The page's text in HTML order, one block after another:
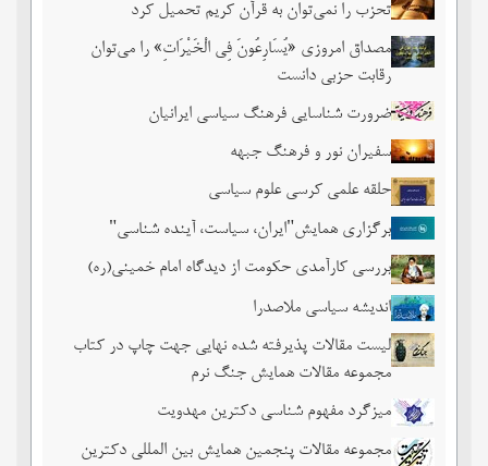
تحزب را نمی‌توان به قرآن کریم تحمیل کرد
مصداق امروزی «یُسَارِعُونَ فِی الْخَیْرَاتِ» را می‌توان
رقابت حزبی دانست
ضرورت شناسایی فرهنگ سیاسی ایرانیان
سفیران نور و فرهنگ جبهه
حلقه علمی کرسی علوم سیاسی
برگزاری همایش"ایران، سیاست، آینده شناسی"
بررسی کارآمدی حکومت از دیدگاه امام خمینی(ره)
اندیشه سیاسی ملاصدرا
لیست مقالات پذیرفته شده نهایی جهت چاپ در کتاب
مجموعه مقالات همایش جنگ نرم
میزگرد مفهوم شناسی دکترین مهدویت
مجموعه مقالات پنجمین همایش بین المللی دکترین